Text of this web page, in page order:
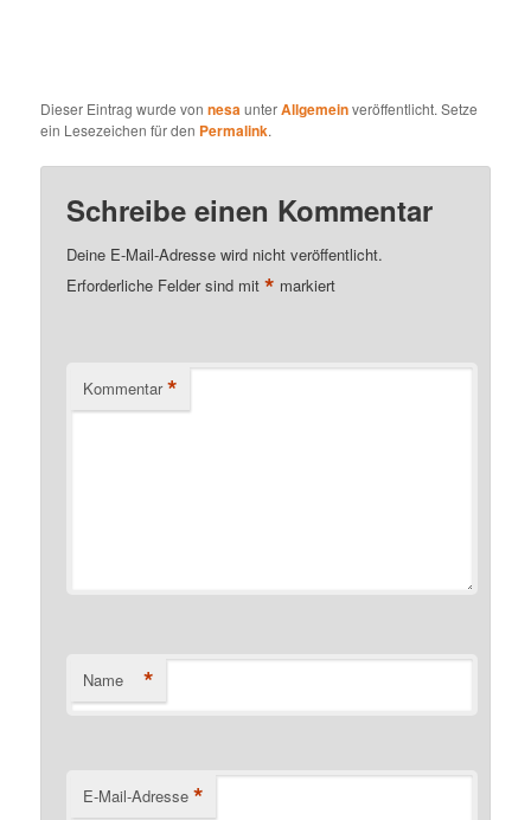
Dieser Eintrag wurde vonnesa unterAllgemeinveröffentlicht. Setze
ein Lesezeichen für den Permalink.
Schreibe einen Kommentar
Deine E-Mail-Adresse wird nicht veröffentlicht.
Erforderliche Felder sind mit* markiert
Kommentar *
Name *
E-Mail-Adresse *